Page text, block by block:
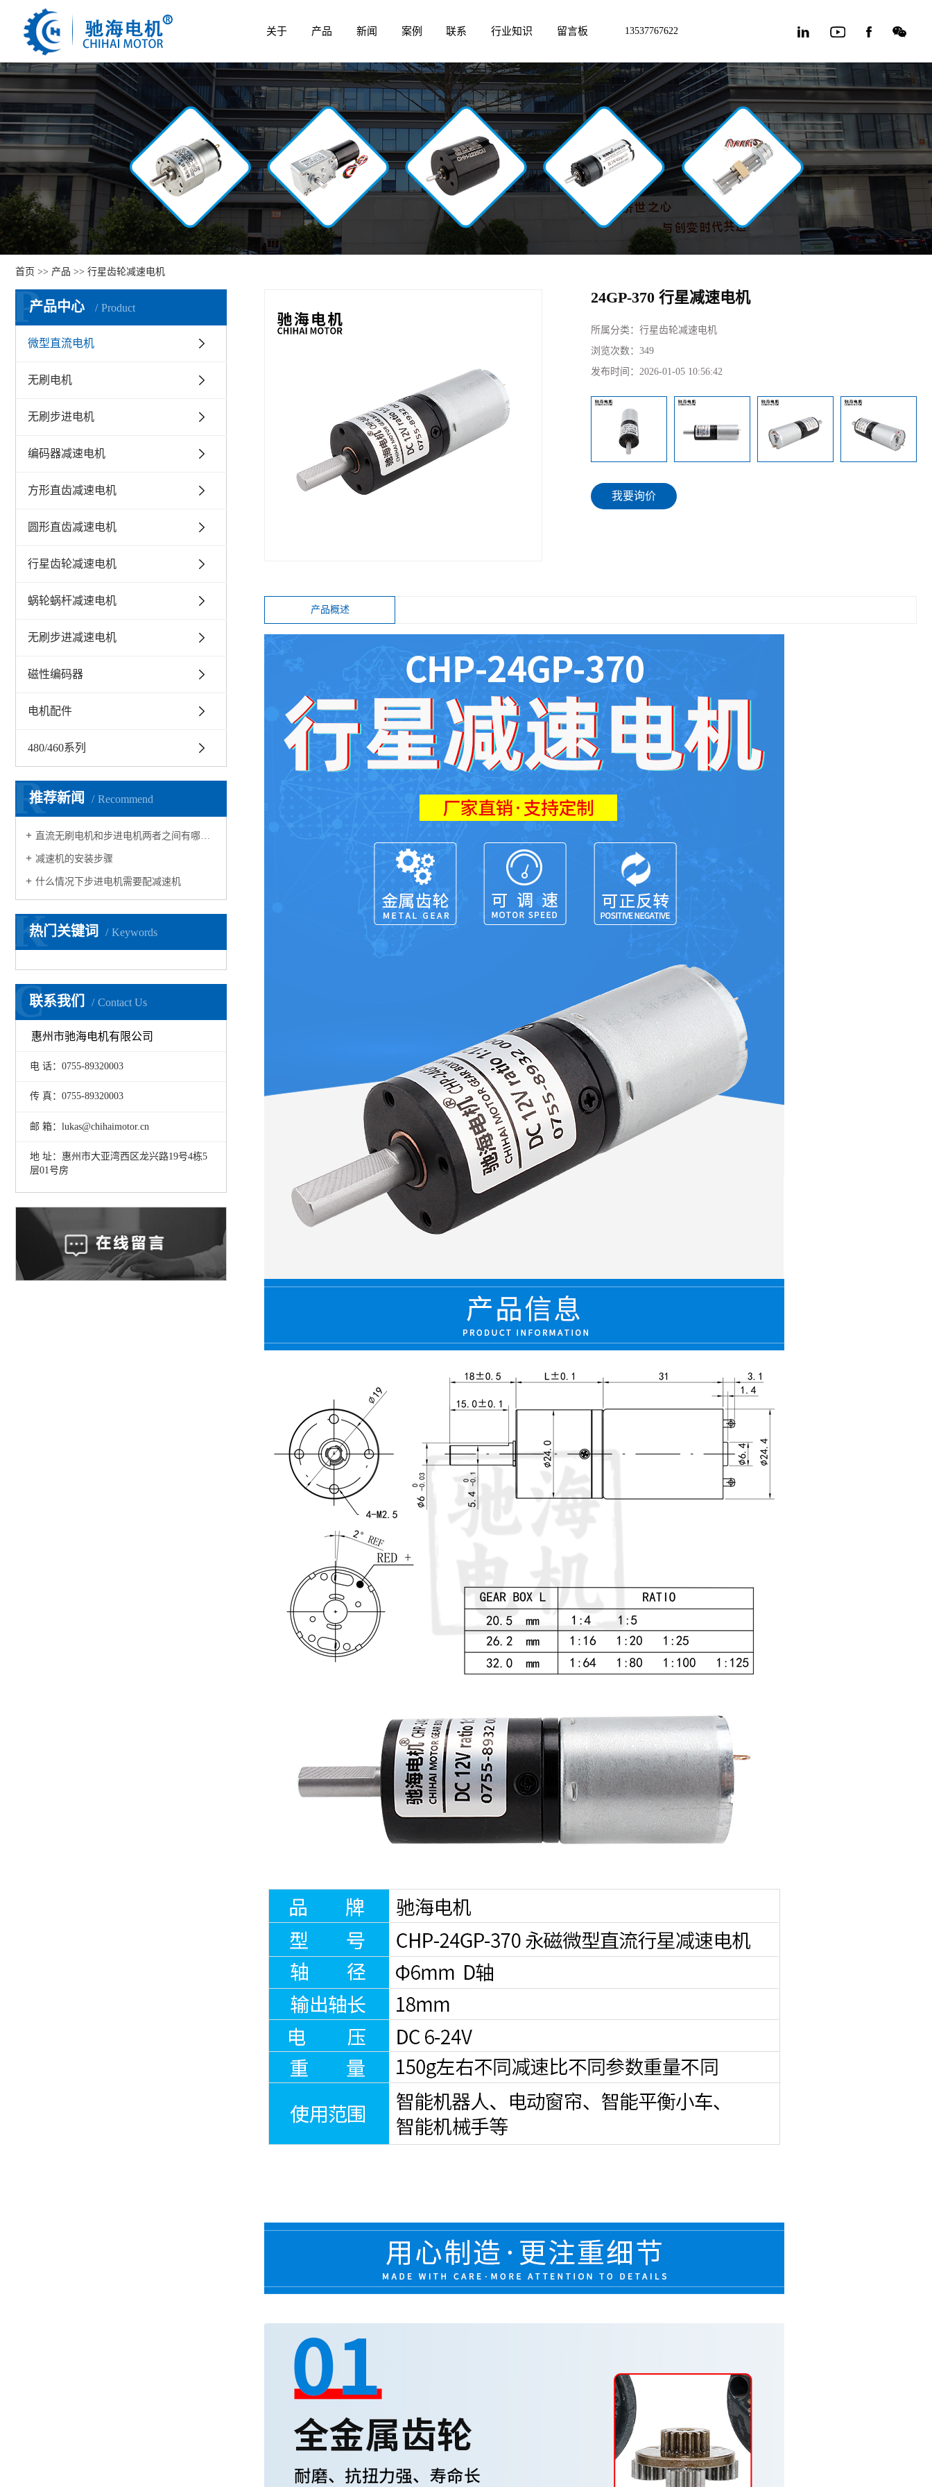
关于 产品 新闻 案例 联系 行业知识 留言板 13537767622
首页 >> 产品 >> 行星齿轮减速电机
产品中心 Product
P
微型直流电机
无刷电机
无刷步进电机
编码器减速电机
方形直齿减速电机
圆形直齿减速电机
行星齿轮减速电机
蜗轮蜗杆减速电机
无刷步进减速电机
磁性编码器
电机配件
480/460系列
推荐新闻 Recommend
R
直流无刷电机和步进电机两者之间有哪些区别
减速机的安装步骤
什么情况下步进电机需要配减速机 ​
热门关键词 Keywords
K
联系我们 Contact Us
C
惠州市驰海电机有限公司
电 话：0755-89320003
传 真：0755-89320003
邮 箱：lukas@chihaimotor.cn
地 址：惠州市大亚湾西区龙兴路19号4栋5
层01号房
24GP-370 行星减速电机
所属分类： 行星齿轮减速电机
浏览次数： 349
发布时间： 2026-01-05 10:56:42
我要询价
产品概述